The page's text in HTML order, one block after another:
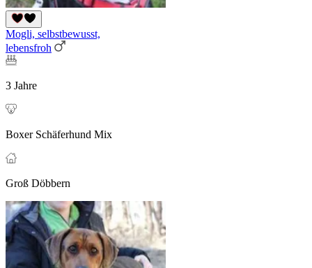
Mogli, selbstbewusst,
lebensfroh
3 Jahre
Boxer Schäferhund Mix
Groß Döbbern